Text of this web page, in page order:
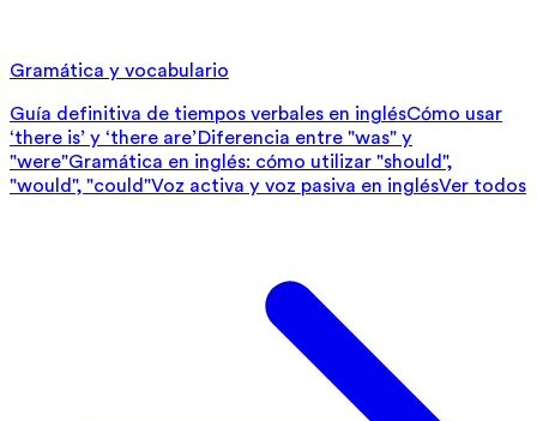
Gramática y vocabulario
Guía definitiva de tiempos verbales en inglésCómo usar
‘there is’ y ‘there are’Diferencia entre "was" y
"were"Gramática en inglés: cómo utilizar "should",
"would", "could"Voz activa y voz pasiva en inglésVer todos